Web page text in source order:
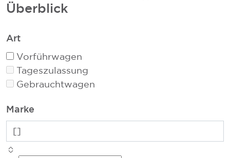
Überblick
Art
Vorführwagen
Tageszulassung
Gebrauchtwagen
Marke